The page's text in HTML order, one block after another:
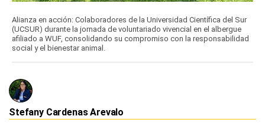
Alianza en acción: Colaboradores de la Universidad Científica del Sur
(UCSUR) durante la jornada de voluntariado vivencial en el albergue
afiliado a WUF, consolidando su compromiso con la responsabilidad
social y el bienestar animal.
Stefany Cardenas Arevalo